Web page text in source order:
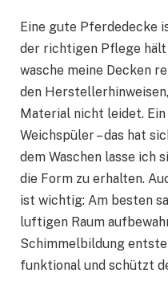
Eine gute Pferdedecke
der richtigen Pflege hält
wasche meine Decken
den
Material nicht leidet.
Weichspüler – das hat
dem Waschen lasse ich
die Form zu erhalten.
ist wichtig: Am besten
luftigen Raum
Schimmelbildung
funktional und schützt